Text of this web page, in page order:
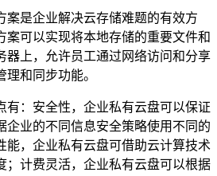
是企业解决云存储难题的有效方
案可以实现将本地存储的重要文件和
器上，允许员工通过网络访问和分享
和同步功能。
：安全性，企业私有云盘可以保证
企业的不同信息安全策略使用不同的
能，企业私有云盘可借助云计算技术
；计费灵活，企业私有云盘可以根据